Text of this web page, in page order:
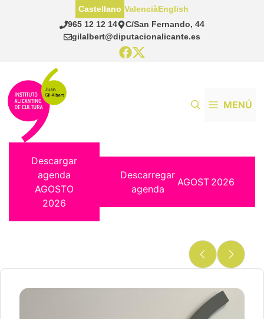
965 12 12 14
C/San Fernando, 44
gilalbert@diputacionalicante.es
Castellano ValenciàEnglish
MENÚ
Descargar
agenda
AGOSTO
2026
Descarregar
agenda
AGOST 2026